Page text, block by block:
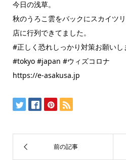
今日の浅草。
秋のうろこ雲をバックにスカイツ
店に行列できてました。
#正しく恐れしっかり対策お願い
#tokyo #japan #ウィズコロナ
https://e-asakusa.jp